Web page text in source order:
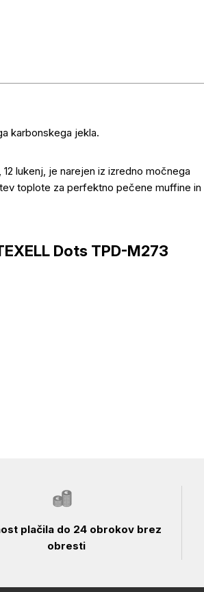
karbonskega jekla.
lukenj, je narejen iz izredno močnega
toplote za perfektno pečene muffine in
Dots TPD-M273
plačila do 24 obrokov brez
obresti